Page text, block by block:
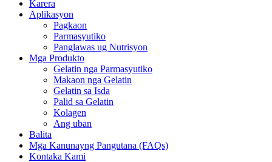
Karera
Aplikasyon
Pagkaon
Parmasyutiko
Panglawas ug Nutrisyon
Mga Produkto
Gelatin nga Parmasyutiko
Makaon nga Gelatin
Gelatin sa Isda
Palid sa Gelatin
Kolagen
Ang uban
Balita
Mga Kanunayng Pangutana (FAQs)
Kontaka Kami